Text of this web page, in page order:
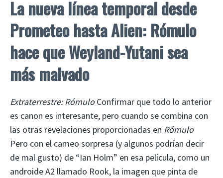
La nueva línea temporal desde
Prometeo hasta Alien: Rómulo
hace que Weyland-Yutani sea
más malvado
Extraterrestre: RómuloConfirmar que todo lo anterior
es canon es interesante, pero cuando se combina con
las otras revelaciones proporcionadas en Rómulo
Pero con el cameo sorpresa (y algunos podrían decir
de mal gusto) de “Ian Holm” en esa película, como un
androide A2 llamado Rook, la imagen que pinta de